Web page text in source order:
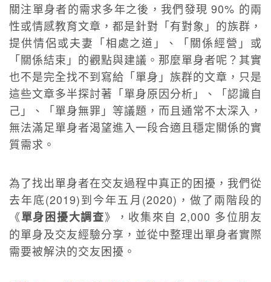
關注單身者的需求多年之後，我們發現 90% 的兩
性或情感教育文章，都是針對「有對象」的族群，
提供情侶或夫妻「相處之道」、「關係經營」或
「關係結束」的觀點與建議。那麼單身者呢？其實
也不是完全找不到寫給「單身」族群的文章，只是
這些文章多半探討著「單身原因分析」、「認識自
己」、「單身無罪」等議題，而且通常不太深入，
無法滿足單身者渴望進入一段合適且穩定關係的實
質需求。
為了找出單身者在交友過程中真正的困擾，我們從
去年底(2019)到今年五月(2020)，做了兩階段的
《單身困擾大調查》，收集來自 2,000 多位朋友
的單身及交友經驗分享，並從中整理出單身者實際
需要被解決的交友困擾。